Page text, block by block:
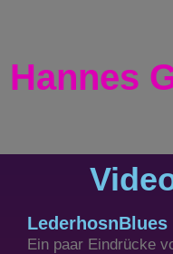
Hannes
LederhosnBlues
Ein paar Eindrücke